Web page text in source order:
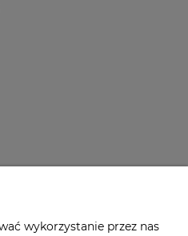
wykorzystanie przez nas